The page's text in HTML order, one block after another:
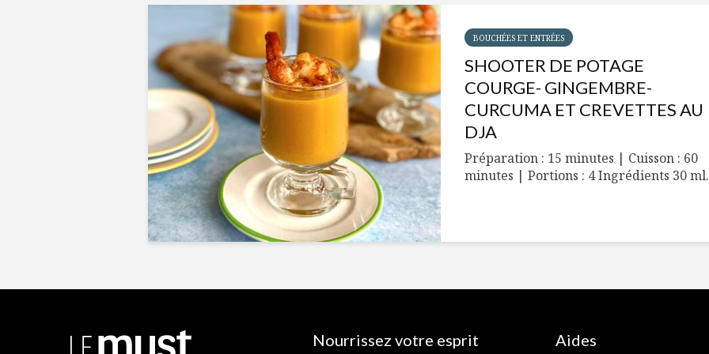
BOUCHÉES ET ENTRÉES
SHOOTER DE POTAGE
COURGE- GINGEMBRE-
CURCUMA ET CREVETTES AU
DJA
Préparation : 15 minutes | Cuisson : 60
minutes | Portions : 4 Ingrédients 30
Nourrissez votre esprit
Aides